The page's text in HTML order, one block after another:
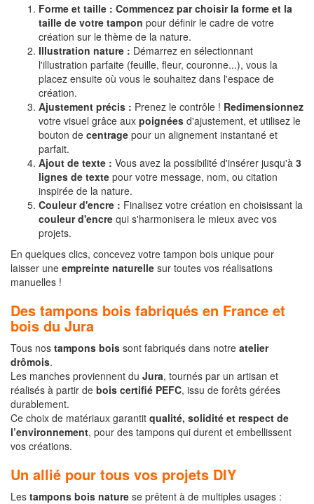
Forme et taille : Commencez par choisir la forme et la
taille de votre tampon pour définir le cadre de votre
création sur le thème de la nature.
Illustration nature : Démarrez en sélectionnant
l'illustration parfaite (feuille, fleur, couronne...), vous la
placez ensuite où vous le souhaitez dans l'espace de
création.
Ajustement précis : Prenez le contrôle ! Redimensionnez
votre visuel grâce aux poignées d'ajustement, et utilisez le
bouton de centrage pour un alignement instantané et
parfait.
Ajout de texte : Vous avez la possibilité d'insérer jusqu'à 3
lignes de texte pour votre message, nom, ou citation
inspirée de la nature.
Couleur d'encre : Finalisez votre création en choisissant la
couleur d'encre qui s'harmonisera le mieux avec vos
projets.
En quelques clics, concevez votre tampon bois unique pour
laisser une empreinte naturelle sur toutes vos réalisations
manuelles !
Des tampons bois fabriqués en France et
bois du Jura
Tous nos tampons bois sont fabriqués dans notre atelier
drômois.
Les manches proviennent du Jura, tournés par un artisan et
réalisés à partir de bois certifié PEFC, issu de forêts gérées
durablement.
Ce choix de matériaux garantit qualité, solidité et respect de
l’environnement, pour des tampons qui durent et embellissent
vos créations.
Un allié pour tous vos projets DIY
Les tampons bois nature se prêtent à de multiples usages :